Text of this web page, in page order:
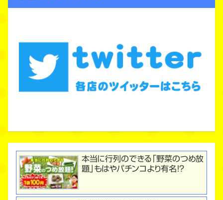
本当に行列のできる「野菜のつめ放
題」もはやパチンコより有名！？